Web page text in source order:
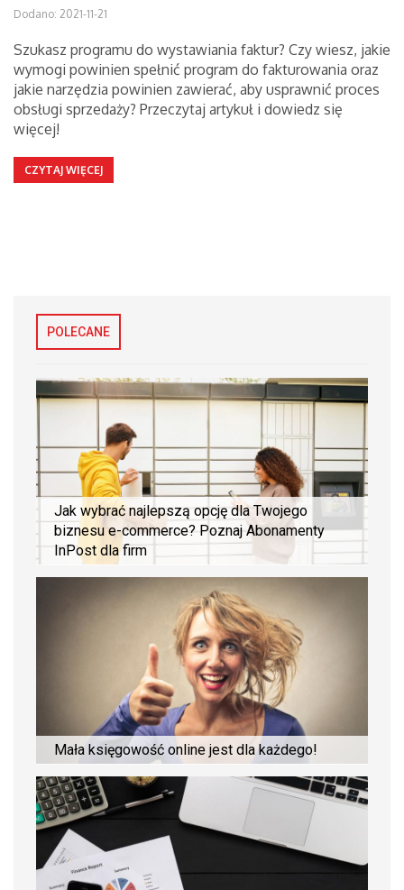
Dodano: 2021-11-21
Szukasz programu do wystawiania faktur? Czy wiesz, jakie
wymogi powinien spełnić program do fakturowania oraz
jakie narzędzia powinien zawierać, aby usprawnić proces
obsługi sprzedaży? Przeczytaj artykuł i dowiedz się
więcej!
CZYTAJ WIĘCEJ
POLECANE
Jak wybrać najlepszą opcję dla Twojego
biznesu e-commerce? Poznaj Abonamenty
InPost dla firm
Mała księgowość online jest dla każdego!